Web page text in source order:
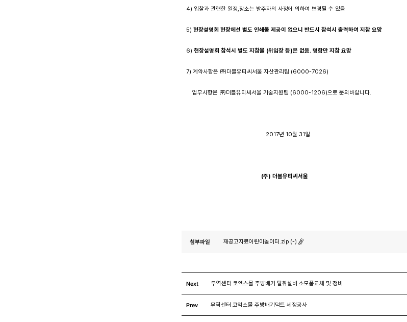
4) 입찰과 관련한 일정,장소는 발주자의 사정에 의하여 변경될 수 있음
5)현장설명회 현장에선 별도 인쇄물 제공이 없으니 반드시 참석시 출력하여 지참 요망
6)현장설명회 참석시 별도 지참물 (위임장 등)은 없음.명함만 지참 요망
7) 계약사항은 ㈜더블유티씨서울 자산관리팀 (6000-7026)
업무사항은 ㈜더블유티씨서울 기술지원팀 (6000-1206)으로 문의바랍니다.
2017년 10월 31일
(주)더블유티씨서울
첨부파일 재공고자료어린이놀이터.zip (-)
Next 무역센터 코엑스몰 주방배기 탈취설비 소모품교체 및 정비
Prev 무역센터 코엑스몰 주방배기덕트 세정공사